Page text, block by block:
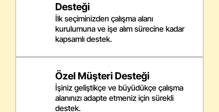
Desteği
İlk seçiminizden çalışma alanı
kurulumuna ve işe alım sürecine kadar
kapsamlı destek.
Özel Müşteri Desteği
İşiniz geliştikçe ve büyüdükçe çalışma
alanınızı adapte etmeniz için sürekli
destek.